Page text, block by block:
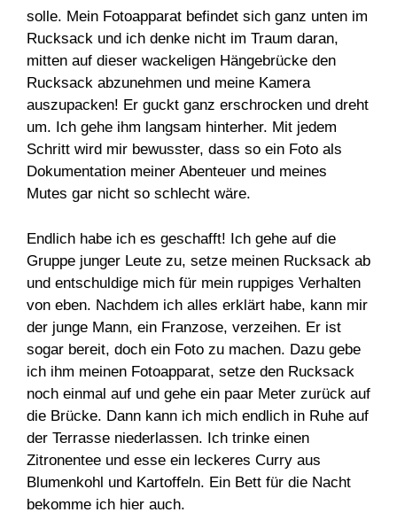
solle. Mein Fotoapparat befindet sich ganz unten im
Rucksack und ich denke nicht im Traum daran,
mitten auf dieser wackeligen Hängebrücke den
Rucksack abzunehmen und meine Kamera
auszupacken! Er guckt ganz erschrocken und dreht
um. Ich gehe ihm langsam hinterher. Mit jedem
Schritt wird mir bewusster, dass so ein Foto als
Dokumentation meiner Abenteuer und meines
Mutes gar nicht so schlecht wäre.
Endlich habe ich es geschafft! Ich gehe auf die
Gruppe junger Leute zu, setze meinen Rucksack ab
und entschuldige mich für mein ruppiges Verhalten
von eben. Nachdem ich alles erklärt habe, kann mir
der junge Mann, ein Franzose, verzeihen. Er ist
sogar bereit, doch ein Foto zu machen. Dazu gebe
ich ihm meinen Fotoapparat, setze den Rucksack
noch einmal auf und gehe ein paar Meter zurück auf
die Brücke. Dann kann ich mich endlich in Ruhe auf
der Terrasse niederlassen. Ich trinke einen
Zitronentee und esse ein leckeres Curry aus
Blumenkohl und Kartoffeln. Ein Bett für die Nacht
bekomme ich hier auch.